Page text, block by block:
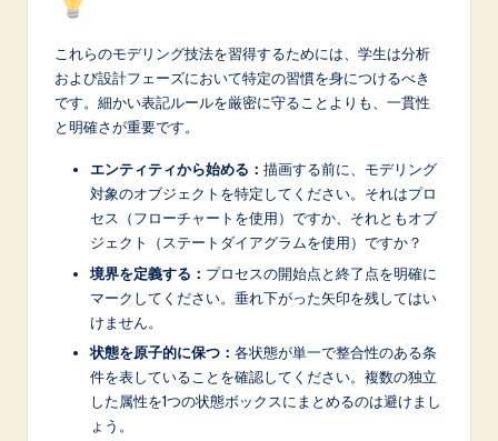
これらのモデリング技法を習得するためには、学生は分析
および設計フェーズにおいて特定の習慣を身につけるべき
です。細かい表記ルールを厳密に守ることよりも、一貫性
と明確さが重要です。
エンティティから始める： 描画する前に、モデリング
対象のオブジェクトを特定してください。それはプロ
セス（フローチャートを使用）ですか、それともオブ
ジェクト（ステートダイアグラムを使用）ですか？
境界を定義する： プロセスの開始点と終了点を明確に
マークしてください。垂れ下がった矢印を残してはい
けません。
状態を原子的に保つ： 各状態が単一で整合性のある条
件を表していることを確認してください。複数の独立
した属性を1つの状態ボックスにまとめるのは避けまし
ょう。